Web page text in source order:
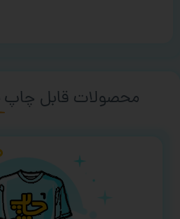
محصولات قابل چاپ